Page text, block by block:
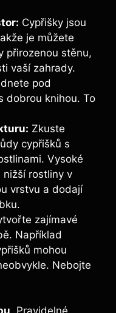
Cypřišky jsou
je můžete
přirozenou stěnu,
vaší zahrady.
pod
dobrou knihou. To
Zkuste
cypřišků s
Vysoké
nižší rostliny v
vrstvu a dodají
zajímavé
Například
mohou
Nebojte